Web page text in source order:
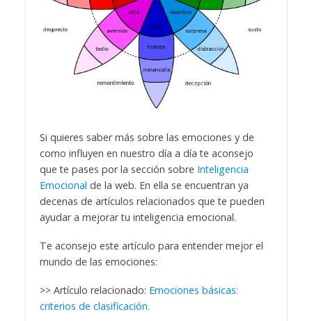
Si quieres saber más sobre las emociones y de
como influyen en nuestro día a día te aconsejo
que te pases por la sección sobre Inteligencia
Emocional de la web. En ella se encuentran ya
decenas de artículos relacionados que te pueden
ayudar a mejorar tu inteligencia emocional.
Te aconsejo este artículo para entender mejor el
mundo de las emociones:
>> Artículo relacionado: Emociones básicas:
criterios de clasificación.